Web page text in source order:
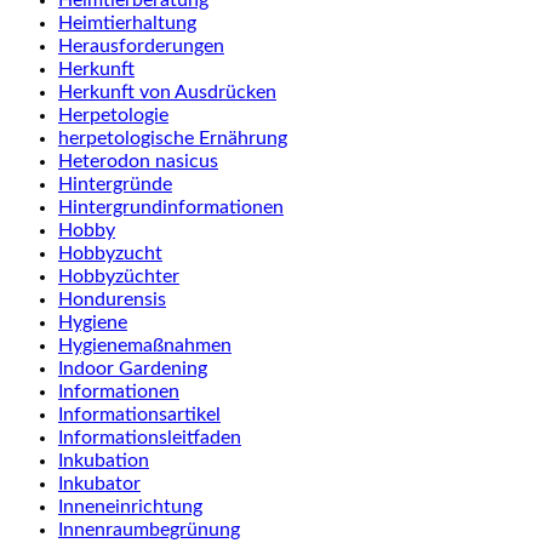
Heimtierhaltung
Herausforderungen
Herkunft
Herkunft von Ausdrücken
Herpetologie
herpetologische Ernährung
Heterodon nasicus
Hintergründe
Hintergrundinformationen
Hobby
Hobbyzucht
Hobbyzüchter
Hondurensis
Hygiene
Hygienemaßnahmen
Indoor Gardening
Informationen
Informationsartikel
Informationsleitfaden
Inkubation
Inkubator
Inneneinrichtung
Innenraumbegrünung